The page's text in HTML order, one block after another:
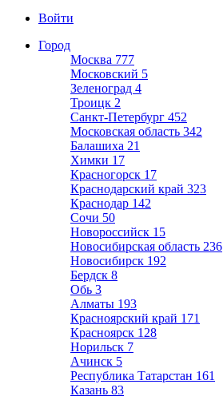
Войти
Город
Москва 777
Московский 5
Зеленоград 4
Троицк 2
Санкт-Петербург 452
Московская область 342
Балашиха 21
Химки 17
Красногорск 17
Краснодарский край 323
Краснодар 142
Сочи 50
Новороссийск 15
Новосибирская область 236
Новосибирск 192
Бердск 8
Обь 3
Алматы 193
Красноярский край 171
Красноярск 128
Норильск 7
Ачинск 5
Республика Татарстан 161
Казань 83